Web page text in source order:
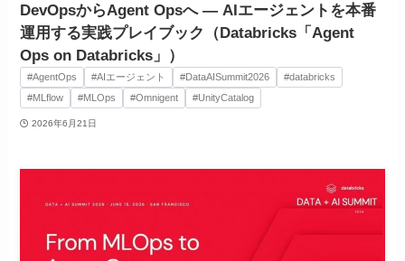
DevOpsからAgent Opsへ ― AIエージェントを本番
運用する実践プレイブック（Databricks「Agent
Ops on Databricks」）
#AgentOps #AIエージェント #DataAISummit2026
#databricks
#MLflow
#MLOps #Omnigent #UnityCatalog
2026年6月21日